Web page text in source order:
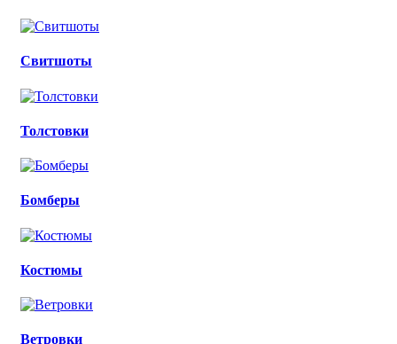
Свитшоты
Толстовки
Бомберы
Костюмы
Ветровки